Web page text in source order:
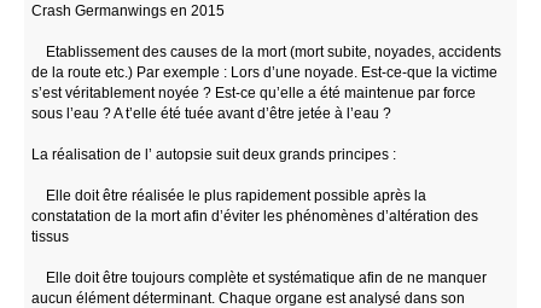
Crash Germanwings en 2015
Etablissement des causes de la mort (mort subite, noyades, accidents
de la route etc.) Par exemple : Lors d’une noyade. Est-ce-que la victime
s’est véritablement noyée ? Est-ce qu’elle a été maintenue par force
sous l’eau ? A t’elle été tuée avant d’être jetée à l’eau ?
La réalisation de l’ autopsie suit deux grands principes :
Elle doit être réalisée le plus rapidement possible après la
constatation de la mort afin d’éviter les phénomènes d’altération des
tissus
Elle doit être toujours complète et systématique afin de ne manquer
aucun élément déterminant. Chaque organe est analysé dans son